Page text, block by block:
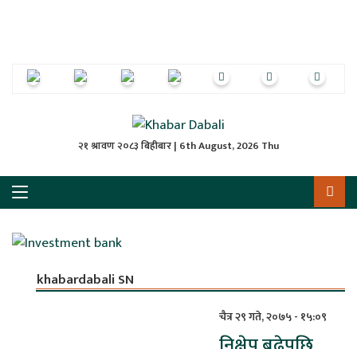
२१ श्रावण २०८३ बिहीबार | 6th August, 2026 Thu
khabardabali SN
चैत्र २९ गते, २०७५ - १५:०९